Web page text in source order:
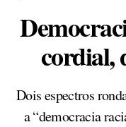
cordial,
Dois espectros
a “democracia